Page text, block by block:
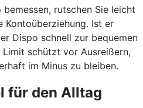
rutschen Sie leicht
Ist er
Dispo schnell zur bequemen
schützt vor Ausreißern,
im Minus zu bleiben.
für den Alltag